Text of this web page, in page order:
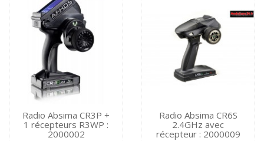
Radio Absima CR3P +
1 récepteurs R3WP :
2000002
Radio Absima CR6S
2.4GHz avec
récepteur : 2000009